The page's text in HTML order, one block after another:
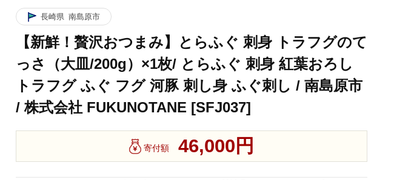
フグ ふぐ フグ 河豚 刺し身 ふぐ刺し / 南島原市 / 株式会社 FUKUNOTANE [SFJ037]
長崎県 南島原市
【新鮮！贅沢おつまみ】とらふぐ 刺身 トラフグのて
っさ（大皿/200g）×1枚/ とらふぐ 刺身 紅葉おろし
トラフグ ふぐ フグ 河豚 刺し身 ふぐ刺し / 南島原市
/ 株式会社 FUKUNOTANE [SFJ037]
寄付額 46,000円